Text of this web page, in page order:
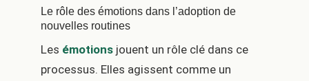
Le rôle des émotions dans l’adoption de
nouvelles routines
Les émotions jouent un rôle clé dans ce
processus. Elles agissent comme un